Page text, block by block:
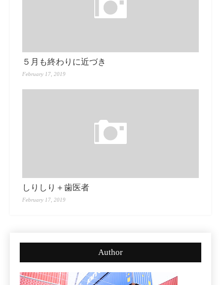
５月も終わりに近づき
February 17, 2019
しりしり＋歯医者
February 17, 2019
Author